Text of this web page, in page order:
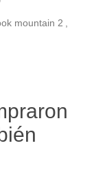
mountain 2